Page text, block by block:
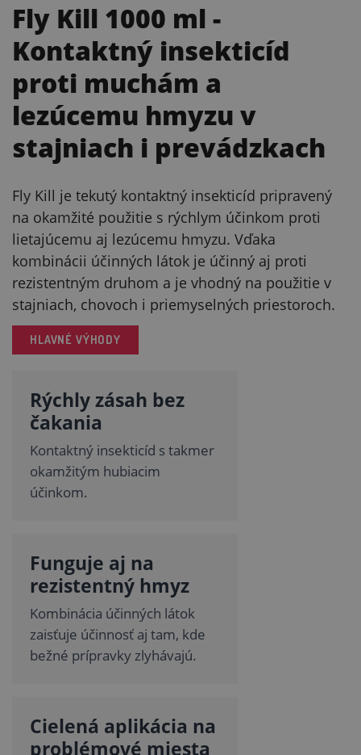
Fly Kill 1000 ml -
Kontaktný insekticíd
proti muchám a
lezúcemu hmyzu v
stajniach i prevádzkach
Fly Kill je tekutý kontaktný insekticíd pripravený
na okamžité použitie s rýchlym účinkom proti
lietajúcemu aj lezúcemu hmyzu. Vďaka
kombinácii účinných látok je účinný aj proti
rezistentným druhom a je vhodný na použitie v
stajniach, chovoch i priemyselných priestoroch.
HLAVNÉ VÝHODY
Rýchly zásah bez
čakania
Kontaktný insekticíd s takmer
okamžitým hubiacim
účinkom.
Funguje aj na
rezistentný hmyz
Kombinácia účinných látok
zaisťuje účinnosť aj tam, kde
bežné prípravky zlyhávajú.
Cielená aplikácia na
problémové miesta